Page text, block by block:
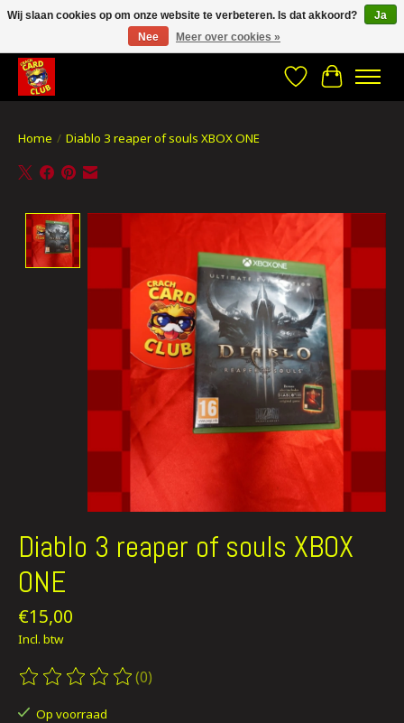
CRACH CARD CLUB , The best place to Geek out!
Verlanglijst
Home / Diablo 3 reaper of souls XBOX ONE
Product image slideshow Items
Diablo 3 reaper of souls XBOX
ONE
€15,00
Incl. btw
De beoordeling van dit product is
(0)
Op voorraad
Wij slaan cookies op om onze website te verbeteren. Is dat akkoord?
Ja
Nee
Meer over cookies »